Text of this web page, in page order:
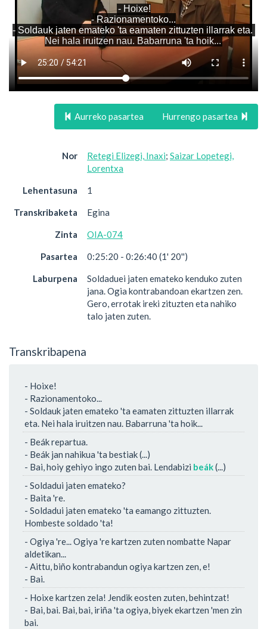
Aurreko pasartea Hurrengo pasartea
Nor Retegi Elizegi, Inaxi; Saizar Lopetegi,
Lorentxa
Lehentasuna 1
Transkribaketa Egina
Zinta OIA-074
Pasartea 0:25:20 - 0:26:40 (1' 20'')
Laburpena
Soldaduei jaten emateko kenduko zuten
jana. Ogia kontrabandoan ekartzen zen.
Gero, errotak ireki zituzten eta nahiko
talo jaten zuten.
Transkribapena
- Hoixe!
- Razionamentoko...
- Soldauk jaten emateko 'ta eamaten zittuzten illarrak
eta. Nei hala iruitzen nau. Babarruna 'ta hoik...
- Beák repartua.
- Beák jan nahikua 'ta bestiak (...)
- Bai, hoiy gehiyo ingo zuten bai. Lendabizi beák(...)
- Soldadui jaten emateko?
- Baita 're.
- Soldadui jaten emateko 'ta eamango zittuzten.
Hombeste soldado 'ta!
- Ogiya 're... Ogiya 're kartzen zuten nombatte Napar
aldetikan...
- Aittu, biño kontrabandun ogiya kartzen zen, e!
- Bai.
- Hoixe kartzen zela! Jendik eosten zuten, behintzat!
- Bai, bai. Bai, bai, iriña 'ta ogiya, biyek ekartzen 'men zin
bai.